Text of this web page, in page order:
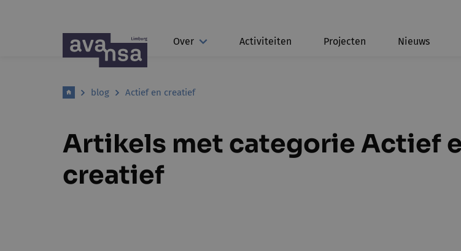
Over Activiteiten Projecten Nieuws
blog Actief en creatief
Artikels met categorie Actief
creatief